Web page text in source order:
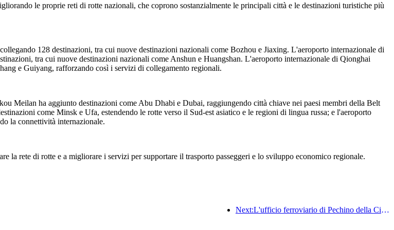
le proprie reti di rotte nazionali, che coprono sostanzialmente le principali città e le destinazioni turistiche più
128 destinazioni, tra cui nuove destinazioni nazionali come Bozhou e Jiaxing. L'aeroporto internazionale di
tra cui nuove destinazioni nazionali come Anshun e Huangshan. L'aeroporto internazionale di Qionghai
e Guiyang, rafforzando così i servizi di collegamento regionali.
Meilan ha aggiunto destinazioni come Abu Dhabi e Dubai, raggiungendo città chiave nei paesi membri della Belt
come Minsk e Ufa, estendendo le rotte verso il Sud-est asiatico e le regioni di lingua russa; e l'aeroporto
la connettività internazionale.
la rete di rotte e a migliorare i servizi per supportare il trasporto passeggeri e lo sviluppo economico regionale.
Next:L'ufficio ferroviario di Pechino della Cina ha avviato il servizio di trasporto passeggeri per le festività del Festival di Qingming, prevedendo di trasportare 7,37 milioni di passeggeri.